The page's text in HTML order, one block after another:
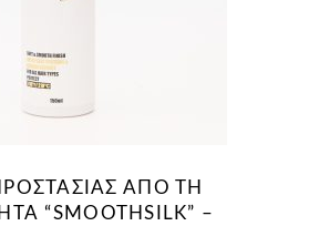
ΑΠΌ ΤΗ
“SMOOTHSILK” –